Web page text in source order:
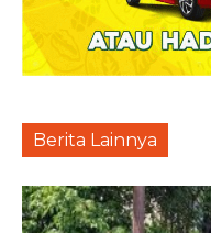
Berita Lainnya